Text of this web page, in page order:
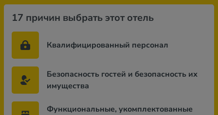
17 причин выбрать этот отель
Квалифицированный персонал
Безопасность гостей и безопасность их
имущества
Функциональные, укомплектованные